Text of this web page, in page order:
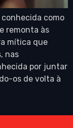
como
remonta às
mítica que
nas
por juntar
os de volta à